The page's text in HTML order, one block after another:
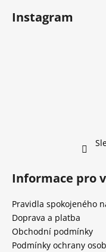
Instagram
Informace pro
Pravidla spokojeného
Doprava a platba
Obchodní podmínky
Podmínky ochrany